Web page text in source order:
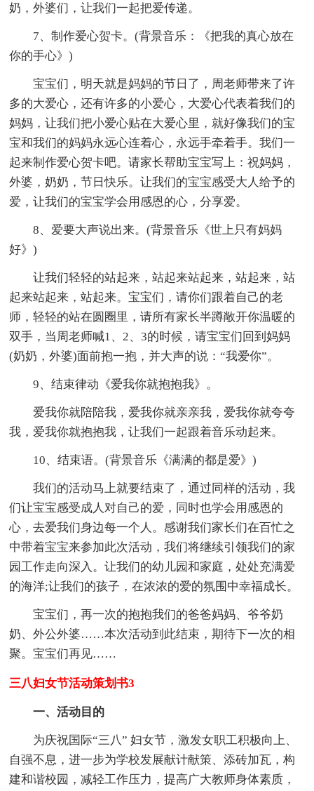
奶，外婆们，让我们一起把爱传递。
7、制作爱心贺卡。(背景音乐：《把我的真心放在
你的手心》)
宝宝们，明天就是妈妈的节日了，周老师带来了许
多的大爱心，还有许多的小爱心，大爱心代表着我们的
妈妈，让我们把小爱心贴在大爱心里，就好像我们的宝
宝和我们的妈妈永远心连着心，永远手牵着手。我们一
起来制作爱心贺卡吧。请家长帮助宝宝写上：祝妈妈，
外婆，奶奶，节日快乐。让我们的宝宝感受大人给予的
爱，让我们的宝宝学会用感恩的心，分享爱。
8、爱要大声说出来。(背景音乐《世上只有妈妈
好》)
让我们轻轻的站起来，站起来站起来，站起来，站
起来站起来，站起来。宝宝们，请你们跟着自己的老
师，轻轻的站在圆圈里，请所有家长半蹲敞开你温暖的
双手，当周老师喊1、2、3的时候，请宝宝们回到妈妈
(奶奶，外婆)面前抱一抱，并大声的说：“我爱你”。
9、结束律动《爱我你就抱抱我》。
爱我你就陪陪我，爱我你就亲亲我，爱我你就夸夸
我，爱我你就抱抱我，让我们一起跟着音乐动起来。
10、结束语。(背景音乐《满满的都是爱》)
我们的活动马上就要结束了，通过同样的活动，我
们让宝宝感受成人对自己的爱，同时也学会用感恩的
心，去爱我们身边每一个人。感谢我们家长们在百忙之
中带着宝宝来参加此次活动，我们将继续引领我们的家
园工作走向深入。让我们的幼儿园和家庭，处处充满爱
的海洋;让我们的孩子，在浓浓的爱的氛围中幸福成长。
宝宝们，再一次的抱抱我们的爸爸妈妈、爷爷奶
奶、外公外婆……本次活动到此结束，期待下一次的相
聚。宝宝们再见……
三八妇女节活动策划书3
一、活动目的
为庆祝国际“三八” 妇女节，激发女职工积极向上、
自强不息，进一步为学校发展献计献策、添砖加瓦，构
建和谐校园，减轻工作压力，提高广大教师身体素质，